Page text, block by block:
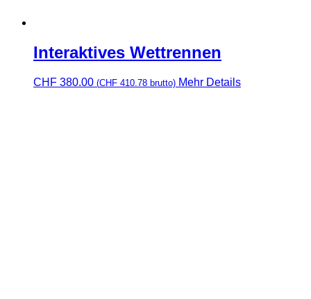
Interaktives Wettrennen
CHF 380.00 (CHF 410.78 brutto) Mehr Details